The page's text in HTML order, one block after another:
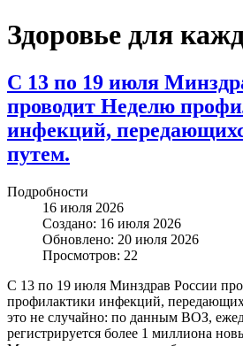
Здоровье для
С 13 по 19 июля
проводит Неделю
инфекций,
путем.
Подробности
16 июля 2026
Создано: 16 июля 2026
Обновлено: 20 июля 2026
Просмотров: 22
С 13 по 19 июля Минздрав России
профилактики инфекций,
это не случайно: по данным ВОЗ,
регистрируется более 1 миллиона